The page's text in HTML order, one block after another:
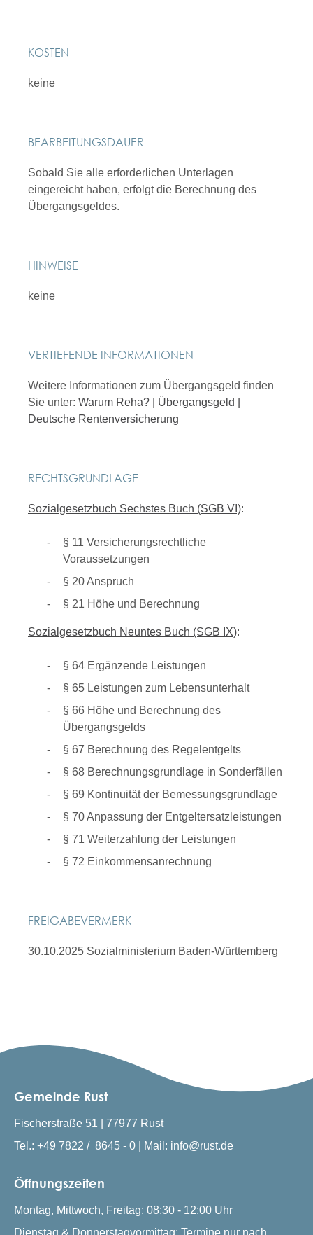
KOSTEN
keine
BEARBEITUNGSDAUER
Sobald Sie alle erforderlichen Unterlagen
eingereicht haben, erfolgt die Berechnung des
Übergangsgeldes.
HINWEISE
keine
VERTIEFENDE INFORMATIONEN
Weitere Informationen zum Übergangsgeld finden
Sie unter: Warum Reha? | Übergangsgeld |
Deutsche Rentenversicherung
RECHTSGRUNDLAGE
Sozialgesetzbuch Sechstes Buch (SGB VI):
§ 11 Versicherungsrechtliche
Voraussetzungen
§ 20 Anspruch
§ 21 Höhe und Berechnung
Sozialgesetzbuch Neuntes Buch (SGB IX):
§ 64 Ergänzende Leistungen
§ 65 Leistungen zum Lebensunterhalt
§ 66 Höhe und Berechnung des
Übergangsgelds
§ 67 Berechnung des Regelentgelts
§ 68 Berechnungsgrundlage in Sonderfällen
§ 69 Kontinuität der Bemessungsgrundlage
§ 70 Anpassung der Entgeltersatzleistungen
§ 71 Weiterzahlung der Leistungen
§ 72 Einkommensanrechnung
FREIGABEVERMERK
30.10.2025 Sozialministerium Baden-Württemberg
Gemeinde Rust
Fischerstraße 51 | 77977 Rust
Tel.: +49 7822 / 8645 - 0 | Mail: info@rust.de
Öffnungszeiten
Montag, Mittwoch, Freitag: 08:30 - 12:00 Uhr
Dienstag & Donnerstagvormittag: Termine nur nach